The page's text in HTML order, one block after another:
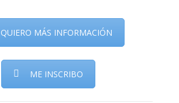
QUIERO MÁS INFORMACIÓN
ME INSCRIBO